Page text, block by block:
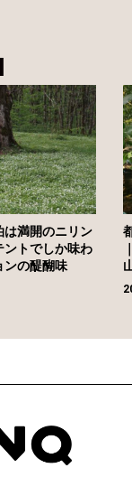
は満開のニリン
ントでしか味わ
ンの醍醐味